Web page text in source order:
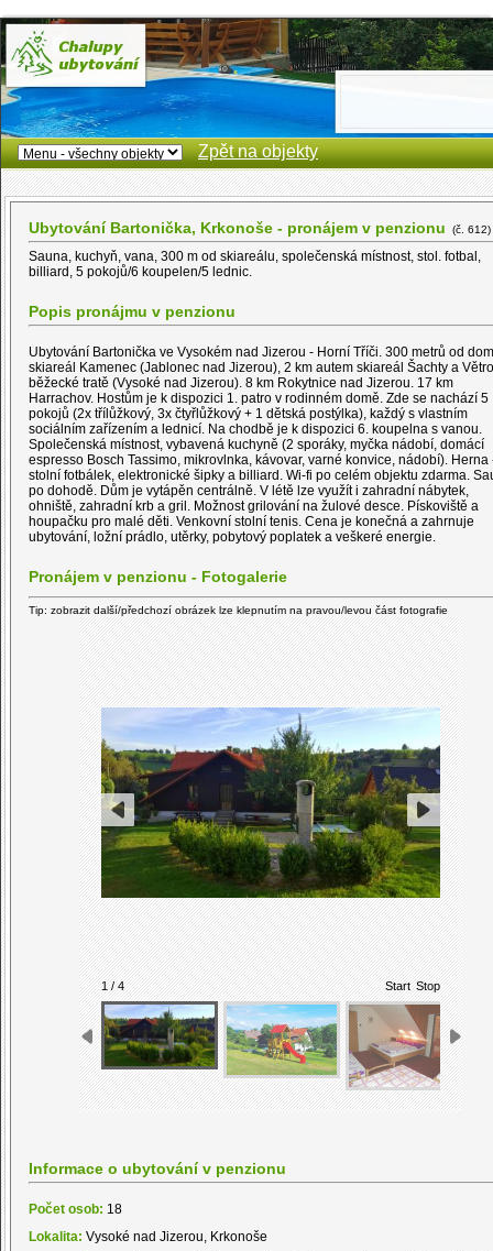
Zpět na objekty
Ubytování Bartonička, Krkonoše - pronájem v penzionu (č. 612)
Sauna, kuchyň, vana, 300 m od skiareálu, společenská místnost, stol. fotbal,
billiard, 5 pokojů/6 koupelen/5 lednic.
Popis pronájmu v penzionu
Ubytování Bartonička ve Vysokém nad Jizerou - Horní Tříči. 300 metrů od
skiareál Kamenec (Jablonec nad Jizerou), 2 km autem skiareál Šachty a
běžecké tratě (Vysoké nad Jizerou). 8 km Rokytnice nad Jizerou. 17 km
Harrachov. Hostům je k dispozici 1. patro v rodinném domě. Zde se nachází 5
pokojů (2x třílůžkový, 3x čtyřlůžkový + 1 dětská postýlka), každý s vlastním
sociálním zařízením a lednicí. Na chodbě je k dispozici 6. koupelna s vanou.
Společenská místnost, vybavená kuchyně (2 sporáky, myčka nádobí, domácí
espresso Bosch Tassimo, mikrovlnka, kávovar, varné konvice, nádobí). Herna
stolní fotbálek, elektronické šipky a billiard. Wi-fi po celém objektu zdarma.
po dohodě. Dům je vytápěn centrálně. V létě lze využít i zahradní nábytek,
ohniště, zahradní krb a gril. Možnost grilování na žulové desce. Pískoviště a
houpačku pro malé děti. Venkovní stolní tenis. Cena je konečná a zahrnuje
ubytování, ložní prádlo, utěrky, pobytový poplatek a veškeré energie.
Pronájem v penzionu - Fotogalerie
Tip: zobrazit další/předchozí obrázek lze klepnutím na pravou/levou část fotografie
1 / 4 Start Stop
Informace o ubytování v penzionu
Počet osob: 18
Lokalita: Vysoké nad Jizerou, Krkonoše